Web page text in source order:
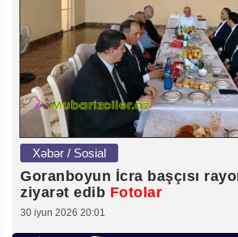
Xəbər / Sosial
Goranboyun İcra başçısı
ziyarət edib Fotolar
30 iyun 2026 20:01